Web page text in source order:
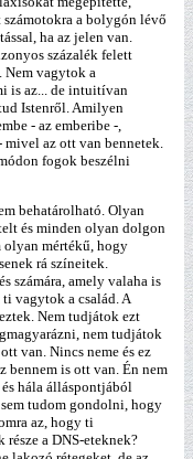
a bolygón lévő
ha az jelen van.
százalék felett
Nem vagytok a
is az... de intuitívan
Istenről. Amilyen
- az emberibe -,
mivel az ott van bennetek.
fogok beszélni
behatárolható. Olyan
és minden olyan dolgon
olyan mértékű, hogy
rá színeitek.
számára, amely valaha is
ti vagytok a család. A
Nem tudjátok ezt
nem tudjátok
van. Nincs neme és ez
bennem is ott van. Én nem
és hála álláspontjából
tudom gondolni, hogy
az, hogy ti
a DNS-eteknek?